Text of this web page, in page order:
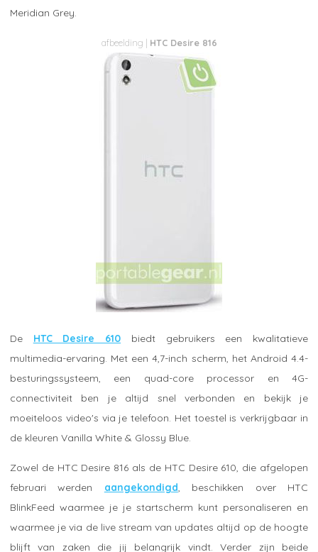
Meridian Grey.
HTC Desire 816
De HTC Desire 610 biedt gebruikers een kwalitatieve
multimedia-ervaring. Met een 4,7-inch scherm, het Android 4.4-
besturingssysteem, een quad-core processor en 4G-
connectiviteit ben je altijd snel verbonden en bekijk je
moeiteloos video's via je telefoon. Het toestel is verkrijgbaar in
de kleuren Vanilla White & Glossy Blue.
Zowel de HTC Desire 816 als de HTC Desire 610, die afgelopen
februari werden aangekondigd , beschikken over HTC
BlinkFeed waarmee je je startscherm kunt personaliseren en
waarmee je via de live stream van updates altijd op de hoogte
blijft van zaken die jij belangrijk vindt. Verder zijn beide